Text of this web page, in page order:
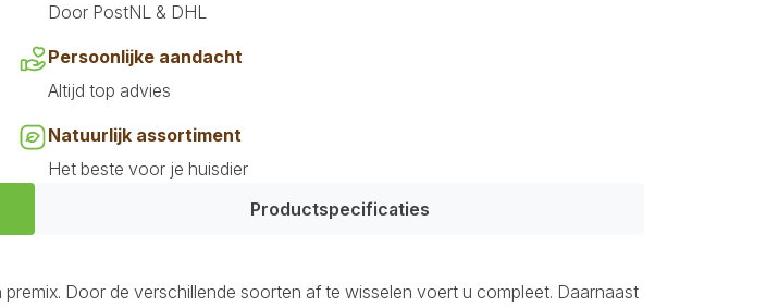
Door PostNL & DHL
Persoonlijke aandacht
Altijd top advies
Natuurlijk assortiment
Het beste voor je huisdier
Productspecificaties
Door de verschillende soorten af te wisselen voert u compleet. Daarnaast